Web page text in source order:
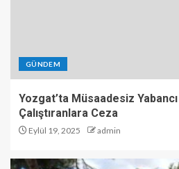
GÜNDEM
Yozgat’ta Müsaadesiz
Çalıştıranlara Ceza
Eylül 19, 2025 admin